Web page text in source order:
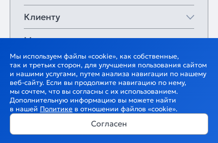
В корзину
Клиенту
Мои закладки
Мы используем файлы «cookie», как собственные,
так и третьих сторон, для улучшения пользования сайтом
и нашими услугами, путем анализа навигации по нашему
веб-сайту. Если вы продолжите навигацию по нему,
мы сочтем, что вы согласны с их использованием.
Дополнительную информацию вы можете найти
в нашей Политике в отношении файлов «cookie».
Согласен